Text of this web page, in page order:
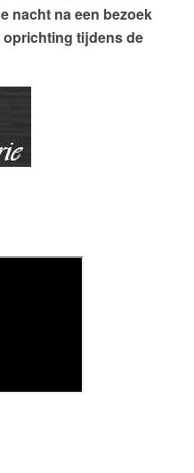
nacht na een bezoek
tijdens de